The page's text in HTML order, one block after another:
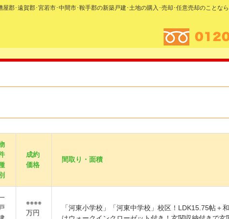
郡･遠賀郡･宮若市･中間市･鞍手郡の新築戸建･土地の購入･売却･任意売却のことな
成約
価格
間取り・面積
戸
※※※※
万円
「河東小学校」「河東中学校」校区！LDK15.75帖＋